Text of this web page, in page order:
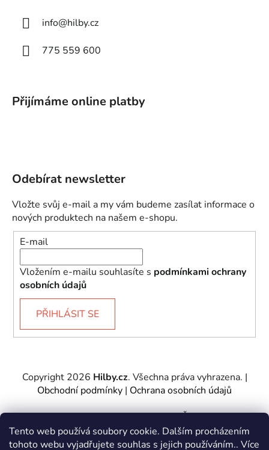
Tento web používá soubory cookie. Dalším procházením
tohoto webu vyjadřujete souhlas s jejich používáním.. Více
info@hilby.cz
775 559 600
Přijímáme online platby
Odebírat newsletter
Vložte svůj e-mail a my vám budeme zasílat informace o
nových produktech na našem e-shopu.
E-mail
Vložením e-mailu souhlasíte s podmínkami ochrany
osobních údajů
PŘIHLÁSIT SE
Copyright 2026 Hilby.cz. Všechna práva vyhrazena. |
Obchodní podmínky | Ochrana osobních údajů
Provozovatel e-shopu: Hilby CZ s.r.o., IČ: 27467317, se
sídlem Soukenická 2082/7,11000 Praha 1 – Nové
Město.